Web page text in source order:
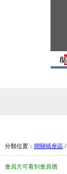
分類位置 ： 開關插座區 /
會員方可看到會員價